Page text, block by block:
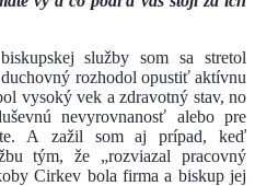
služby som sa stretol
rozhodol opustiť aktívnu
vysoký vek a zdravotný stav, no
nevyrovnanosť alebo pre
A zažil som aj prípad, keď
tým, že „rozviazal pracovný
Cirkev bola firma a biskup jej